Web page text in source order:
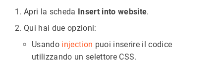
Apri la scheda Insert into website.
Qui hai due opzioni:
Usando injection puoi inserire il codice
utilizzando un selettore CSS.